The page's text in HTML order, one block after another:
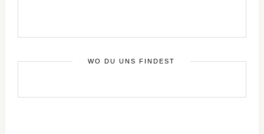
WO DU UNS FINDEST